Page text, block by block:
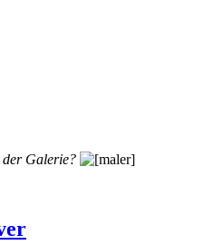
der Galerie?